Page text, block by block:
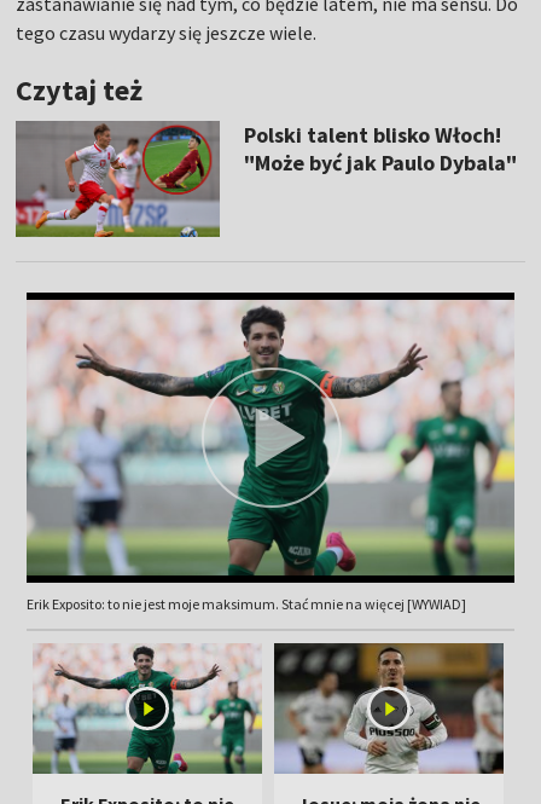
tego czasu wydarzy się jeszcze wiele.
Czytaj też
Polski talent blisko Włoch!
"Może być jak Paulo Dybala"
Erik Exposito: to nie jest moje maksimum. Stać mnie na więcej [WYWIAD]